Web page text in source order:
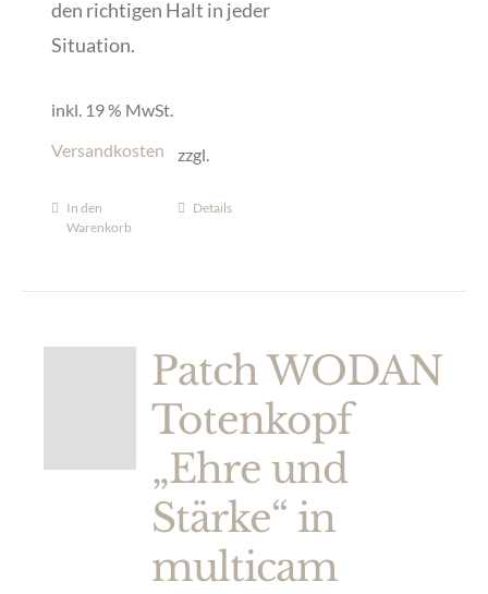
den richtigen Halt in jeder
Situation.
inkl. 19 % MwSt.
zzgl.
Versandkosten
In den
Warenkorb
Details
Patch WODAN
Totenkopf
„Ehre und
Stärke“ in
multicam